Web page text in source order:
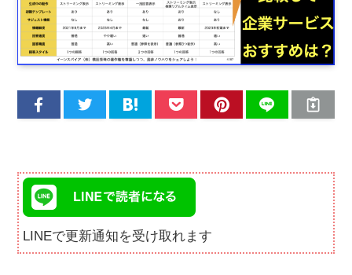
LINEで更新通知を受け取れます